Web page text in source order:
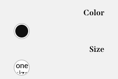
Color
Size
one
size